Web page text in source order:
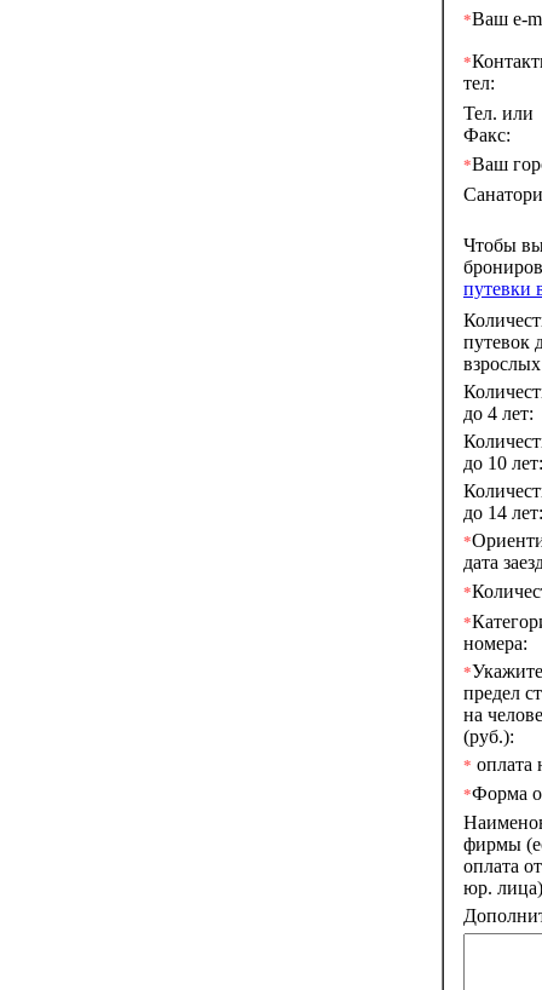
*Ваш e-
*
тел:
Тел. или
Факс:
*Ваш
Чтобы
путевки
путевок
до 4 лет:
до 10 лет:
до 14 лет:
*
дата
*
*
номера:
*
предел
на
(руб.):
* оплата
*Форма
фирмы
оплата
юр.